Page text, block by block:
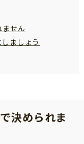
せん
ましょう
決められま